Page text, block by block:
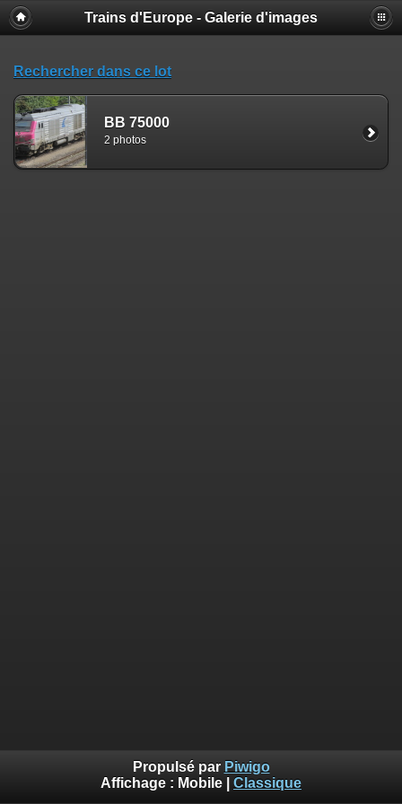
Trains d'Europe - Galerie d'images
Rechercher dans ce lot
BB 75000
2 photos
Propulsé par Piwigo
Affichage : Mobile Classique